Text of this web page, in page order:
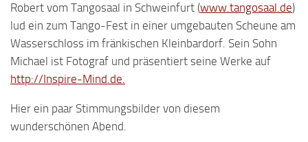
Robert vom Tangosaal in Schweinfurt (www.tangosaal.de)
lud ein zum Tango-Fest in einer umgebauten Scheune am
Wasserschloss im fränkischen Kleinbardorf. Sein Sohn
Michael ist Fotograf und präsentiert seine Werke auf
http://Inspire-Mind.de.
Hier ein paar Stimmungsbilder von diesem
wunderschönen Abend.